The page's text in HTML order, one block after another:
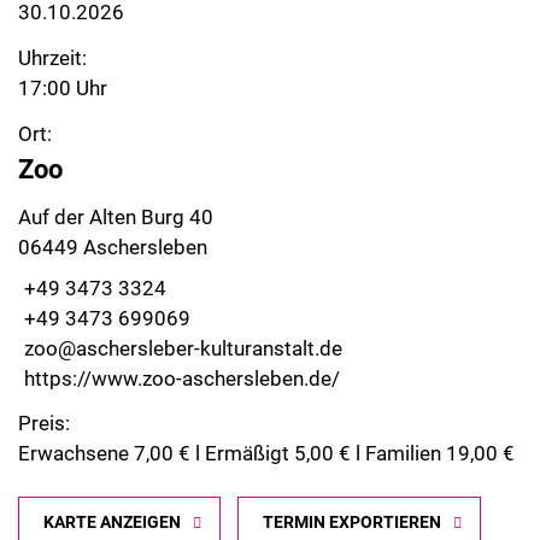
30.10.2026
Uhrzeit:
17:00 Uhr
Ort:
Zoo
Auf der Alten Burg 40
06449 Aschersleben
+49 3473 3324
+49 3473 699069
zoo@aschersleber-kulturanstalt.de
https://www.zoo-aschersleben.de/
Preis:
Erwachsene 7,00 € l Ermäßigt 5,00 € l Familien 19,00 €
KARTE ANZEIGEN TERMIN EXPORTIEREN